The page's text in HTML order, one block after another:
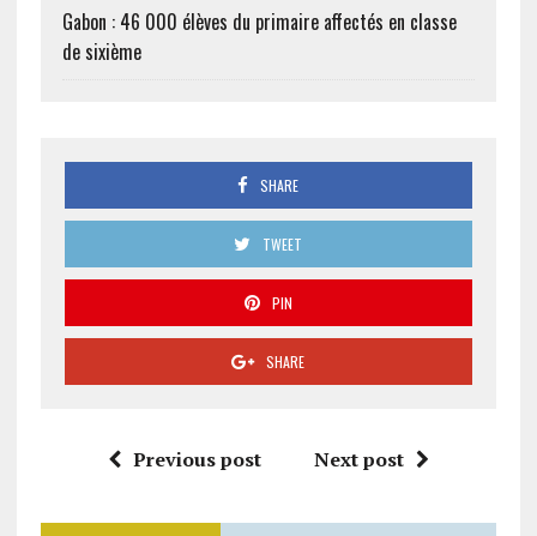
Gabon : 46 000 élèves du primaire affectés en classe
de sixième
SHARE
TWEET
PIN
SHARE
Previous post Next post